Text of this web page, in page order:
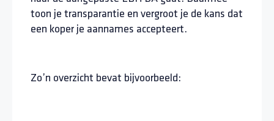
toon je transparantie en vergroot je de kans dat
een koper je aannames accepteert.
Zo’n overzicht bevat bijvoorbeeld: